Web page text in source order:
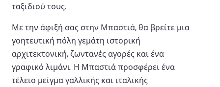
ταξιδιού τους.
Με την άφιξή σας στην Μπαστιά, θα βρείτε μια
γοητευτική πόλη γεμάτη ιστορική
αρχιτεκτονική, ζωντανές αγορές και ένα
γραφικό λιμάνι. Η Μπαστιά προσφέρει ένα
τέλειο μείγμα γαλλικής και ιταλικής